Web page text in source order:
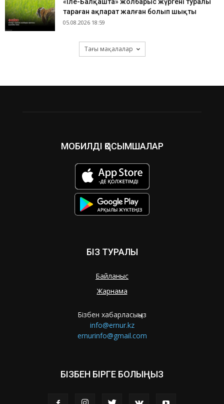
тараған ақпарат жалған болып шықты
05.08.2026 18:59
Тағы мақалалар
МОБИЛДІ ҚОСЫМШАЛАР
БІЗ ТУРАЛЫ
Байланыс
Жарнама
Бізбен хабарласыңыз
info@ernur.kz
ernurinfo@gmail.com
БІЗБЕН БІРГЕ БОЛЫҢЫЗ